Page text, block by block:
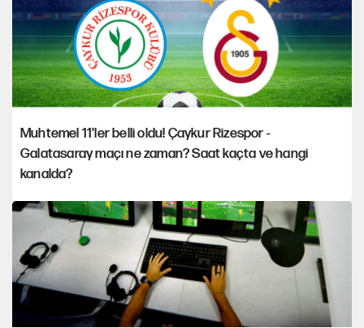
Muhtemel 11'ler belli oldu! Çaykur Rizespor -
Galatasaray maçı ne zaman? Saat kaçta ve hangi
kanalda?